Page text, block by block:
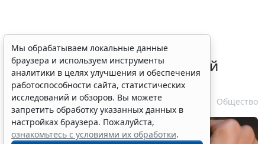
В ГПК РФ уточнили порядок
удостоверения доверенностей
находящихся в СИЗО лиц
7 августа 2026 11:56 Общество
Мы обрабатываем локальные данные
браузера и используем инструменты
аналитики в целях улучшения и обеспечения
работоспособности сайта, статистических
исследований и обзоров. Вы можете
запретить обработку указанных данных в
настройках браузера. Пожалуйста,
ознакомьтесь с условиями их обработки.